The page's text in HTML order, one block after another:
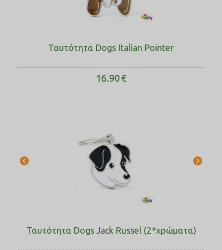
Ταυτότητα Dogs Italian Pointer
16.90€
Ταυτότητα Dogs Jack Russel (2*χρώματα)